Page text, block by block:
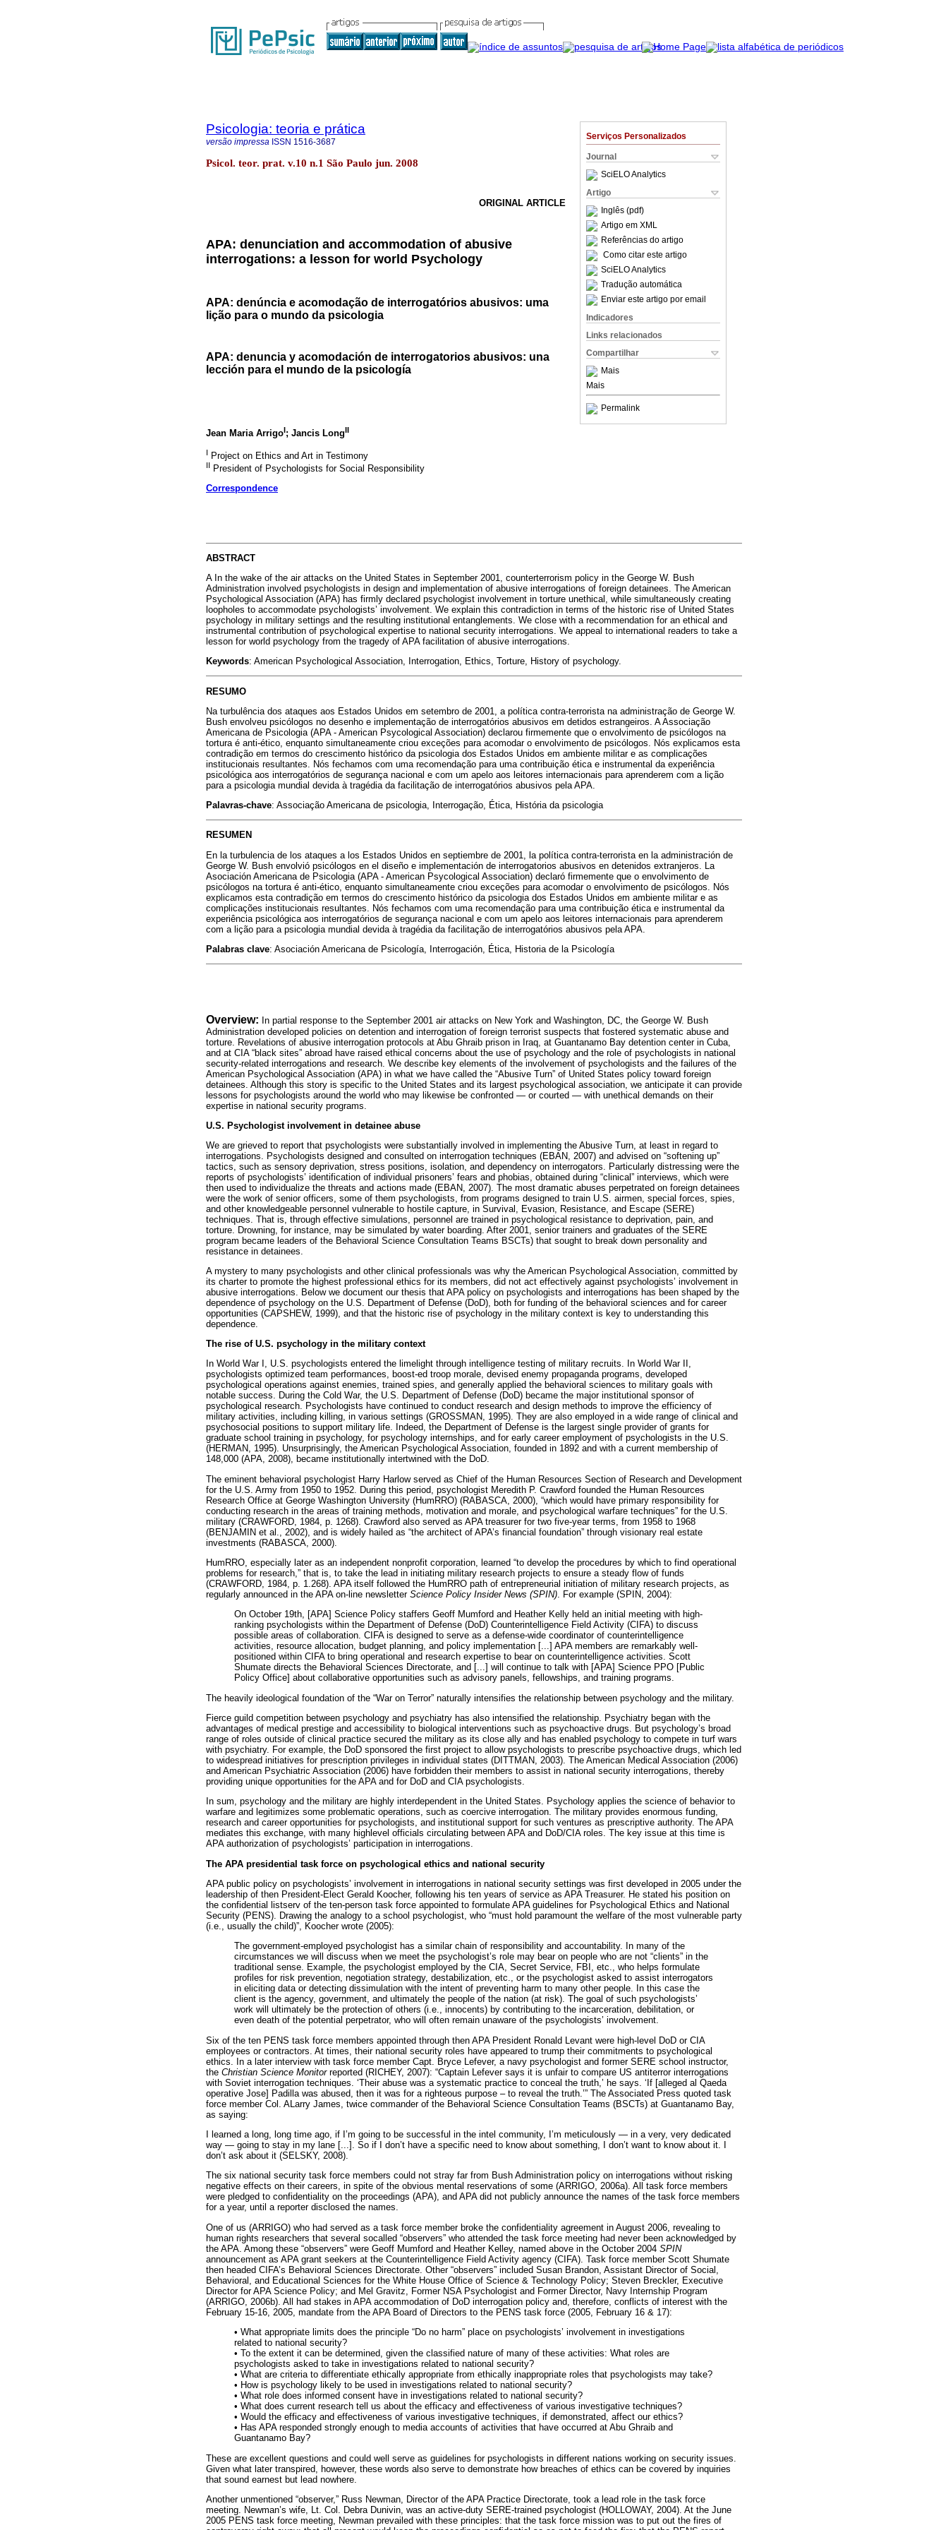
Serviços Personalizados
Journal
SciELO Analytics
Artigo
Inglês (pdf)
Artigo em XML
Referências do artigo
Como citar este artigo
SciELO Analytics
Tradução automática
Enviar este artigo por email
Indicadores
Links relacionados
Compartilhar
Mais
Mais
Permalink
Psicologia: teoria e prática
versão impressa ISSN 1516-3687
Psicol. teor. prat. v.10 n.1 São Paulo jun. 2008
ORIGINAL ARTICLE
APA: denunciation and accommodation of abusive
interrogations: a lesson for world Psychology
APA: denúncia e acomodação de interrogatórios abusivos: uma
lição para o mundo da psicologia
APA: denuncia y acomodación de interrogatorios abusivos: una
lección para el mundo de la psicología
Jean Maria ArrigoI; Jancis LongII
I Project on Ethics and Art in Testimony
II President of Psychologists for Social Responsibility
Correspondence
ABSTRACT
A In the wake of the air attacks on the United States in September 2001, counterterrorism policy in the George W. Bush
Administration involved psychologists in design and implementation of abusive interrogations of foreign detainees. The American
Psychological Association (APA) has firmly declared psychologist involvement in torture unethical, while simultaneously creating
loopholes to accommodate psychologists’ involvement. We explain this contradiction in terms of the historic rise of United States
psychology in military settings and the resulting institutional entanglements. We close with a recommendation for an ethical and
instrumental contribution of psychological expertise to national security interrogations. We appeal to international readers to take a
lesson for world psychology from the tragedy of APA facilitation of abusive interrogations.
Keywords: American Psychological Association, Interrogation, Ethics, Torture, History of psychology.
RESUMO
Na turbulência dos ataques aos Estados Unidos em setembro de 2001, a política contra-terrorista na administração de George W.
Bush envolveu psicólogos no desenho e implementação de interrogatórios abusivos em detidos estrangeiros. A Associação
Americana de Psicologia (APA - American Psycological Association) declarou firmemente que o envolvimento de psicólogos na
tortura é anti-ético, enquanto simultaneamente criou exceções para acomodar o envolvimento de psicólogos. Nós explicamos esta
contradição em termos do crescimento histórico da psicologia dos Estados Unidos em ambiente militar e as complicações
institucionais resultantes. Nós fechamos com uma recomendação para uma contribuição ética e instrumental da experiência
psicológica aos interrogatórios de segurança nacional e com um apelo aos leitores internacionais para aprenderem com a lição
para a psicologia mundial devida à tragédia da facilitação de interrogatórios abusivos pela APA.
Palavras-chave: Associação Americana de psicologia, Interrogação, Ética, História da psicologia
RESUMEN
En la turbulencia de los ataques a los Estados Unidos en septiembre de 2001, la política contra-terrorista en la administración de
George W. Bush envolvió psicólogos en el diseño e implementación de interrogatorios abusivos en detenidos extranjeros. La
Asociación Americana de Psicologia (APA - American Psycological Association) declaró firmemente que o envolvimento de
psicólogos na tortura é anti-ético, enquanto simultaneamente criou exceções para acomodar o envolvimento de psicólogos. Nós
explicamos esta contradição em termos do crescimento histórico da psicologia dos Estados Unidos em ambiente militar e as
complicações institucionais resultantes. Nós fechamos com uma recomendação para uma contribuição ética e instrumental da
experiência psicológica aos interrogatórios de segurança nacional e com um apelo aos leitores internacionais para aprenderem
com a lição para a psicologia mundial devida à tragédia da facilitação de interrogatórios abusivos pela APA.
Palabras clave: Asociación Americana de Psicología, Interrogación, Ética, Historia de la Psicología
Overview: In partial response to the September 2001 air attacks on New York and Washington, DC, the George W. Bush
Administration developed policies on detention and interrogation of foreign terrorist suspects that fostered systematic abuse and
torture. Revelations of abusive interrogation protocols at Abu Ghraib prison in Iraq, at Guantanamo Bay detention center in Cuba,
and at CIA “black sites” abroad have raised ethical concerns about the use of psychology and the role of psychologists in national
security-related interrogations and research. We describe key elements of the involvement of psychologists and the failures of the
American Psychological Association (APA) in what we have called the “Abusive Turn” of United States policy toward foreign
detainees. Although this story is specific to the United States and its largest psychological association, we anticipate it can provide
lessons for psychologists around the world who may likewise be confronted — or courted — with unethical demands on their
expertise in national security programs.
U.S. Psychologist involvement in detainee abuse
We are grieved to report that psychologists were substantially involved in implementing the Abusive Turn, at least in regard to
interrogations. Psychologists designed and consulted on interrogation techniques (EBAN, 2007) and advised on “softening up”
tactics, such as sensory deprivation, stress positions, isolation, and dependency on interrogators. Particularly distressing were the
reports of psychologists’ identification of individual prisoners’ fears and phobias, obtained during “clinical” interviews, which were
then used to individualize the threats and actions made (EBAN, 2007). The most dramatic abuses perpetrated on foreign detainees
were the work of senior officers, some of them psychologists, from programs designed to train U.S. airmen, special forces, spies,
and other knowledgeable personnel vulnerable to hostile capture, in Survival, Evasion, Resistance, and Escape (SERE)
techniques. That is, through effective simulations, personnel are trained in psychological resistance to deprivation, pain, and
torture. Drowning, for instance, may be simulated by water boarding. After 2001, senior trainers and graduates of the SERE
program became leaders of the Behavioral Science Consultation Teams BSCTs) that sought to break down personality and
resistance in detainees.
A mystery to many psychologists and other clinical professionals was why the American Psychological Association, committed by
its charter to promote the highest professional ethics for its members, did not act effectively against psychologists’ involvement in
abusive interrogations. Below we document our thesis that APA policy on psychologists and interrogations has been shaped by the
dependence of psychology on the U.S. Department of Defense (DoD), both for funding of the behavioral sciences and for career
opportunities (CAPSHEW, 1999), and that the historic rise of psychology in the military context is key to understanding this
dependence.
The rise of U.S. psychology in the military context
In World War I, U.S. psychologists entered the limelight through intelligence testing of military recruits. In World War II,
psychologists optimized team performances, boost-ed troop morale, devised enemy propaganda programs, developed
psychological operations against enemies, trained spies, and generally applied the behavioral sciences to military goals with
notable success. During the Cold War, the U.S. Department of Defense (DoD) became the major institutional sponsor of
psychological research. Psychologists have continued to conduct research and design methods to improve the efficiency of
military activities, including killing, in various settings (GROSSMAN, 1995). They are also employed in a wide range of clinical and
psychosocial positions to support military life. Indeed, the Department of Defense is the largest single provider of grants for
graduate school training in psychology, for psychology internships, and for early career employment of psychologists in the U.S.
(HERMAN, 1995). Unsurprisingly, the American Psychological Association, founded in 1892 and with a current membership of
148,000 (APA, 2008), became institutionally intertwined with the DoD.
The eminent behavioral psychologist Harry Harlow served as Chief of the Human Resources Section of Research and Development
for the U.S. Army from 1950 to 1952. During this period, psychologist Meredith P. Crawford founded the Human Resources
Research Office at George Washington University (HumRRO) (RABASCA, 2000), “which would have primary responsibility for
conducting research in the areas of training methods, motivation and morale, and psychological warfare techniques” for the U.S.
military (CRAWFORD, 1984, p. 1268). Crawford also served as APA treasurer for two five-year terms, from 1958 to 1968
(BENJAMIN et al., 2002), and is widely hailed as “the architect of APA’s financial foundation” through visionary real estate
investments (RABASCA, 2000).
HumRRO, especially later as an independent nonprofit corporation, learned “to develop the procedures by which to find operational
problems for research,” that is, to take the lead in initiating military research projects to ensure a steady flow of funds
(CRAWFORD, 1984, p. 1.268). APA itself followed the HumRRO path of entrepreneurial initiation of military research projects, as
regularly announced in the APA on-line newsletter Science Policy Insider News (SPIN) . For example (SPIN, 2004):
On October 19th, [APA] Science Policy staffers Geoff Mumford and Heather Kelly held an initial meeting with high-
ranking psychologists within the Department of Defense (DoD) Counterintelligence Field Activity (CIFA) to discuss
possible areas of collaboration. CIFA is designed to serve as a defense-wide coordinator of counterintelligence
activities, resource allocation, budget planning, and policy implementation [...] APA members are remarkably well-
positioned within CIFA to bring operational and research expertise to bear on counterintelligence activities. Scott
Shumate directs the Behavioral Sciences Directorate, and [...] will continue to talk with [APA] Science PPO [Public
Policy Office] about collaborative opportunities such as advisory panels, fellowships, and training programs.
The heavily ideological foundation of the “War on Terror” naturally intensifies the relationship between psychology and the military.
Fierce guild competition between psychology and psychiatry has also intensified the relationship. Psychiatry began with the
advantages of medical prestige and accessibility to biological interventions such as psychoactive drugs. But psychology’s broad
range of roles outside of clinical practice secured the military as its close ally and has enabled psychology to compete in turf wars
with psychiatry. For example, the DoD sponsored the first project to allow psychologists to prescribe psychoactive drugs, which led
to widespread initiatives for prescription privileges in individual states (DITTMAN, 2003). The American Medical Association (2006)
and American Psychiatric Association (2006) have forbidden their members to assist in national security interrogations, thereby
providing unique opportunities for the APA and for DoD and CIA psychologists.
In sum, psychology and the military are highly interdependent in the United States. Psychology applies the science of behavior to
warfare and legitimizes some problematic operations, such as coercive interrogation. The military provides enormous funding,
research and career opportunities for psychologists, and institutional support for such ventures as prescriptive authority. The APA
mediates this exchange, with many highlevel officials circulating between APA and DoD/CIA roles. The key issue at this time is
APA authorization of psychologists’ participation in interrogations.
The APA presidential task force on psychological ethics and national security
APA public policy on psychologists’ involvement in interrogations in national security settings was first developed in 2005 under the
leadership of then President-Elect Gerald Koocher, following his ten years of service as APA Treasurer. He stated his position on
the confidential listserv of the ten-person task force appointed to formulate APA guidelines for Psychological Ethics and National
Security (PENS). Drawing the analogy to a school psychologist, who “must hold paramount the welfare of the most vulnerable party
(i.e., usually the child)”, Koocher wrote (2005):
The government-employed psychologist has a similar chain of responsibility and accountability. In many of the
circumstances we will discuss when we meet the psychologist’s role may bear on people who are not “clients” in the
traditional sense. Example, the psychologist employed by the CIA, Secret Service, FBI, etc., who helps formulate
profiles for risk prevention, negotiation strategy, destabilization, etc., or the psychologist asked to assist interrogators
in eliciting data or detecting dissimulation with the intent of preventing harm to many other people. In this case the
client is the agency, government, and ultimately the people of the nation (at risk). The goal of such psychologists’
work will ultimately be the protection of others (i.e., innocents) by contributing to the incarceration, debilitation, or
even death of the potential perpetrator, who will often remain unaware of the psychologists’ involvement.
Six of the ten PENS task force members appointed through then APA President Ronald Levant were high-level DoD or CIA
employees or contractors. At times, their national security roles have appeared to trump their commitments to psychological
ethics. In a later interview with task force member Capt. Bryce Lefever, a navy psychologist and former SERE school instructor,
the Christian Science Monitorreported (RICHEY, 2007): “Captain Lefever says it is unfair to compare US antiterror interrogations
with Soviet interrogation techniques. ‘Their abuse was a systematic practice to conceal the truth,’ he says. ‘If [alleged al Qaeda
operative Jose] Padilla was abused, then it was for a righteous purpose – to reveal the truth.’” The Associated Press quoted task
force member Col. ALarry James, twice commander of the Behavioral Science Consultation Teams (BSCTs) at Guantanamo Bay,
as saying:
I learned a long, long time ago, if I’m going to be successful in the intel community, I’m meticulously — in a very, very dedicated
way — going to stay in my lane [...]. So if I don’t have a specific need to know about something, I don’t want to know about it. I
don’t ask about it (SELSKY, 2008).
The six national security task force members could not stray far from Bush Administration policy on interrogations without risking
negative effects on their careers, in spite of the obvious mental reservations of some (ARRIGO, 2006a). All task force members
were pledged to confidentiality on the proceedings (APA), and APA did not publicly announce the names of the task force members
for a year, until a reporter disclosed the names.
One of us (ARRIGO) who had served as a task force member broke the confidentiality agreement in August 2006, revealing to
human rights researchers that several socalled “observers” who attended the task force meeting had never been acknowledged by
the APA. Among these “observers” were Geoff Mumford and Heather Kelley, named above in the October 2004 SPIN
announcement as APA grant seekers at the Counterintelligence Field Activity agency (CIFA). Task force member Scott Shumate
then headed CIFA’s Behavioral Sciences Directorate. Other “observers” included Susan Brandon, Assistant Director of Social,
Behavioral, and Educational Sciences for the White House Office of Science & Technology Policy; Steven Breckler, Executive
Director for APA Science Policy; and Mel Gravitz, Former NSA Psychologist and Former Director, Navy Internship Program
(ARRIGO, 2006b). All had stakes in APA accommodation of DoD interrogation policy and, therefore, conflicts of interest with the
February 15-16, 2005, mandate from the APA Board of Directors to the PENS task force (2005, February 16 & 17):
• What appropriate limits does the principle “Do no harm” place on psychologists’ involvement in investigations
related to national security?
• To the extent it can be determined, given the classified nature of many of these activities: What roles are
psychologists asked to take in investigations related to national security?
• What are criteria to differentiate ethically appropriate from ethically inappropriate roles that psychologists may take?
• How is psychology likely to be used in investigations related to national security?
• What role does informed consent have in investigations related to national security?
• What does current research tell us about the efficacy and effectiveness of various investigative techniques?
• Would the efficacy and effectiveness of various investigative techniques, if demonstrated, affect our ethics?
• Has APA responded strongly enough to media accounts of activities that have occurred at Abu Ghraib and
Guantanamo Bay?
These are excellent questions and could well serve as guidelines for psychologists in different nations working on security issues.
Given what later transpired, however, these words also serve to demonstrate how breaches of ethics can be covered by inquiries
that sound earnest but lead nowhere.
Another unmentioned “observer,” Russ Newman, Director of the APA Practice Directorate, took a lead role in the task force
meeting. Newman’s wife, Lt. Col. Debra Dunivin, was an active-duty SERE-trained psychologist (HOLLOWAY, 2004). At the June
2005 PENS task force meeting, Newman prevailed with these principles: that the task force mission was to put out the fires of